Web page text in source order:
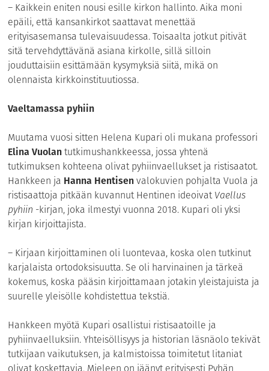
– Kaikkein eniten nousi esille kirkon hallinto. Aika moni
epäili, että kansankirkot saattavat menettää
erityisasemansa tulevaisuudessa. Toisaalta jotkut pitivät
sitä tervehdyttävänä asiana kirkolle, sillä silloin
jouduttaisiin esittämään kysymyksiä siitä, mikä on
olennaista kirkkoinstituutiossa.
Vaeltamassa pyhiin
Muutama vuosi sitten Helena Kupari oli mukana professori
Elina Vuolantutkimushankkeessa, jossa yhtenä
tutkimuksen kohteena olivat pyhiinvaellukset ja ristisaatot.
Hankkeen ja Hanna Hentisenvalokuvien pohjalta Vuola ja
ristisaattoja pitkään kuvannut Hentinen ideoivatVaellus
pyhiin -kirjan, joka ilmestyi vuonna 2018. Kupari oli yksi
kirjan kirjoittajista.
– Kirjaan kirjoittaminen oli luontevaa, koska olen tutkinut
karjalaista ortodoksisuutta. Se oli harvinainen ja tärkeä
kokemus, koska pääsin kirjoittamaan jotakin yleistajuista ja
suurelle yleisölle kohdistettua tekstiä.
Hankkeen myötä Kupari osallistui ristisaatoille ja
pyhiinvaelluksiin. Yhteisöllisyys ja historian läsnäolo tekivät
tutkijaan vaikutuksen, ja kalmistoissa toimitetut litaniat